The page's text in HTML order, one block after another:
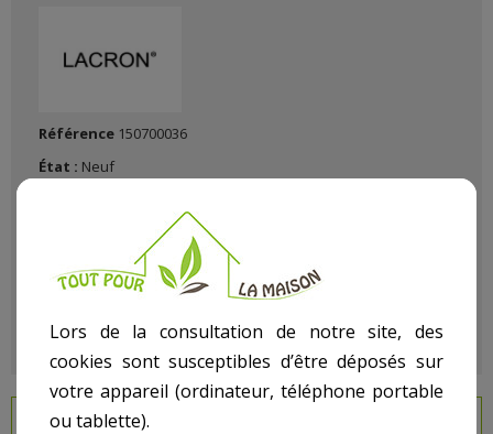
Référence 150700036
État : Neuf
EN SAVOIR PLUS
Lors de la consultation de notre site, des
cookies sont susceptibles d’être déposés sur
votre appareil (ordinateur, téléphone portable
ou tablette).